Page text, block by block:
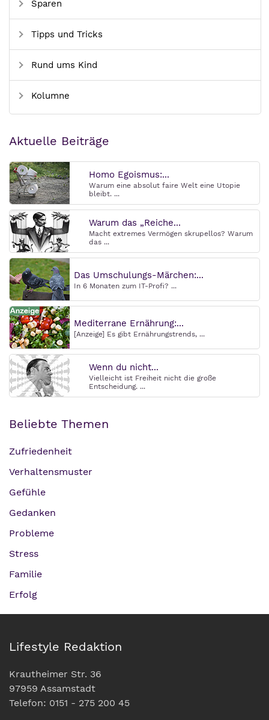
Sparen
Tipps und Tricks
Rund ums Kind
Kolumne
Aktuelle Beiträge
Homo Egoismus:...
Warum eine absolut faire Welt eine Utopie
bleibt. ...
Warum das „Reiche...
Macht extremes Vermögen skrupellos? Warum
das ...
Das Umschulungs-Märchen:...
In 6 Monaten zum IT-Profi? ...
Mediterrane Ernährung:...
[Anzeige] Es gibt Ernährungstrends, ...
Wenn du nicht...
Vielleicht ist Freiheit nicht die große
Entscheidung. ...
Beliebte Themen
Zufriedenheit
Verhaltensmuster
Gefühle
Gedanken
Probleme
Stress
Familie
Erfolg
Lifestyle Redaktion
Krautheimer Str. 36
97959 Assamstadt
Telefon: 0151 - 275 200 45